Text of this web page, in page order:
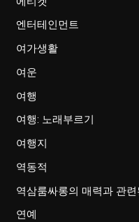
엔터테인먼트
여가생활
여운
여행
여행: 노래부르기
여행지
역동적
역삼룸싸롱의 매력과 관
연예